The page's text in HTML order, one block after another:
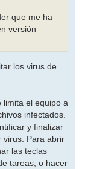
que me ha
versión
los virus de
limita el equipo a
infectados.
y finalizar
virus. Para abrir
las teclas
tareas, o hacer